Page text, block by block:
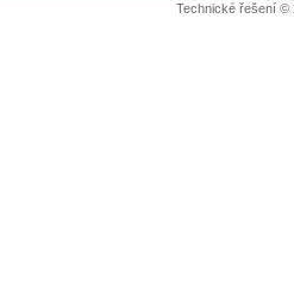
Technické řešení ©